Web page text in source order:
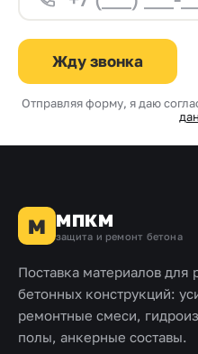
Жду звонка
Отправляя форму, я даю
М МПКМ
защита и ремонт бетона
Поставка материалов
бетонных конструкций:
ремонтные смеси,
полы, анкерные составы.